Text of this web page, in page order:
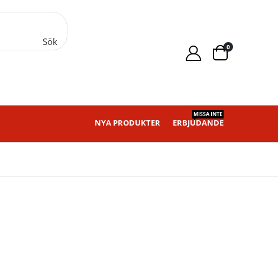
Sök 0
NYA PRODUKTER ERBJUDANDE
MISSA INTE